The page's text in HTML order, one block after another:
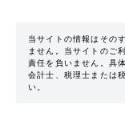
当サイトの情報はその
ません。当サイトのご
責任を負いません。具
会計士、税理士または
い。